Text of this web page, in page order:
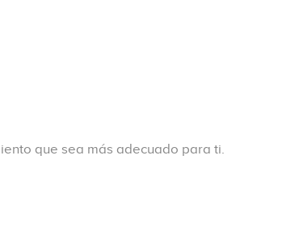
que sea más adecuado para ti.